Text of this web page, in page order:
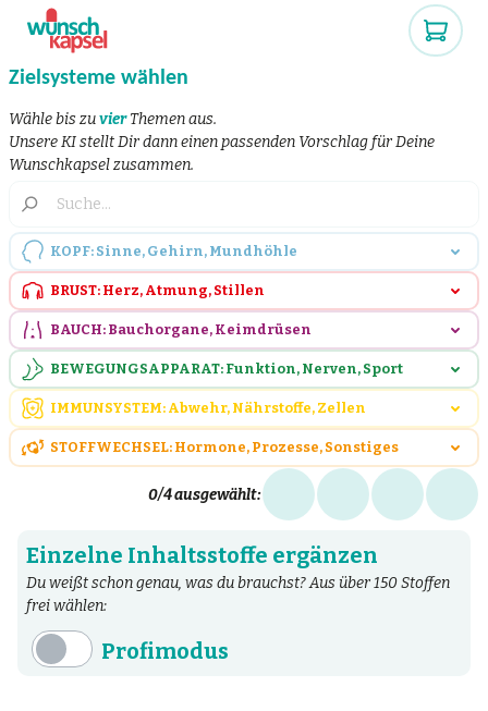
Zielsysteme wählen
Wähle bis zuvierThemen aus.
Unsere KI stellt Dir dann einen passenden Vorschlag für Deine
Wunschkapsel zusammen.
KOPF: Sinne, Gehirn, Mundhöhle
BRUST: Herz, Atmung, Stillen
BAUCH: Bauchorgane, Keimdrüsen
BEWEGUNGSAPPARAT: Funktion, Nerven, Sport
IMMUNSYSTEM: Abwehr, Nährstoffe, Zellen
STOFFWECHSEL: Hormone, Prozesse, Sonstiges
0/4 ausgewählt:
Einzelne Inhaltsstoffe ergänzen
Du weißt schon genau, was du brauchst? Aus über 150 Stoffen
frei wählen:
Profimodus